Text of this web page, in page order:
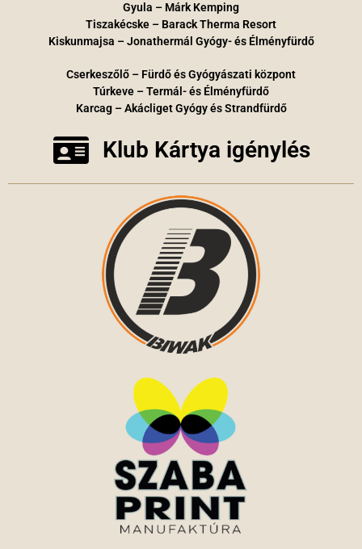
Gyula – Márk Kemping
Tiszakécske – Barack Therma Resort
Kiskunmajsa – Jonathermál Gyógy- és Élményfürdő
Cserkeszőlő – Fürdő és Gyógyászati központ
Túrkeve – Termál- és Élményfürdő
Karcag – Akácliget Gyógy és Strandfürdő
Klub Kártya igénylés